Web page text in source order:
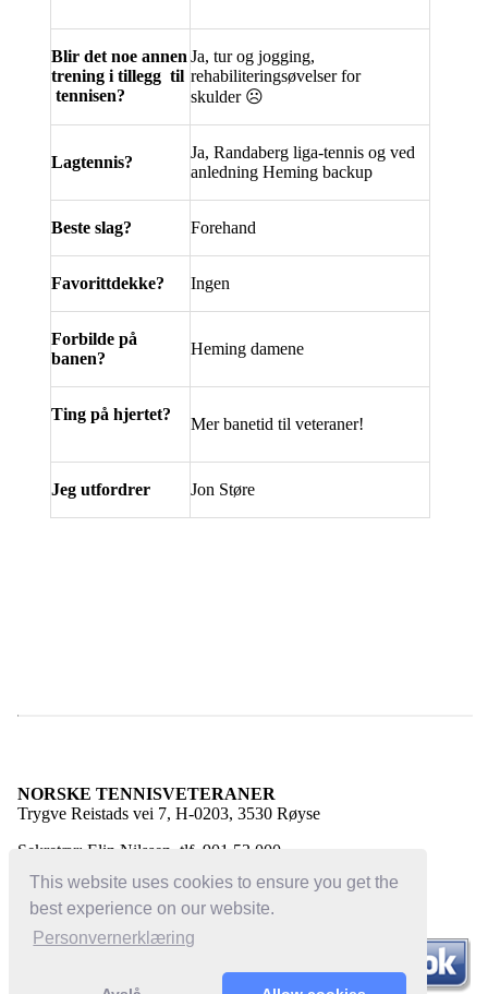
This website uses cookies to ensure you get the
best experience on our website.
Personvernerklæring
Blir det noe annen
trening i tillegg til
tennisen?
Ja, tur og jogging,
rehabiliteringsøvelser for
skulder ☹
Lagtennis?
Ja, Randaberg liga-tennis og ved
anledning Heming backup
Beste slag? Forehand
Favorittdekke? Ingen
Forbilde på
banen?
Heming damene
Ting på hjertet?
Mer banetid til veteraner!
Jeg utfordrer Jon Støre
NORSKE TENNISVETERANER
Trygve Reistads vei 7, H-0203, 3530 Røyse
Sekretær: Elin Nilssen, tlf. 901 53 000